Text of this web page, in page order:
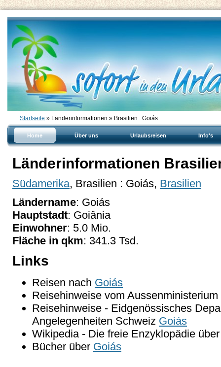
Startseite » Länderinformationen » Brasilien : Goiás
Home Über uns Urlaubsreisen Info's
Länderinformationen
Südamerika, Brasilien : Goiás, Brasilien
Ländername: Goiás
Hauptstadt: Goiânia
Einwohner: 5.0 Mio.
Fläche in qkm: 341.3 Tsd.
Links
Reisen nach Goiás
Reisehinweise vom
Reisehinweise - Eidgenössisches
Angelegenheiten Schweiz Goiás
Wikipedia - Die freie Enzyklopädie
Bücher über Goiás